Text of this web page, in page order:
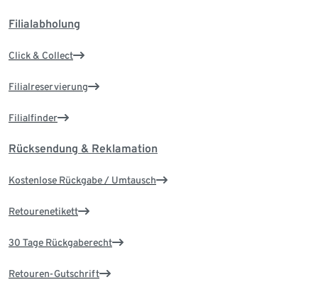
Filialabholung
Click & Collect
Filialreservierung
Filialfinder
Rücksendung & Reklamation
Kostenlose Rückgabe / Umtausch
Retourenetikett
30 Tage Rückgaberecht
Retouren-Gutschrift